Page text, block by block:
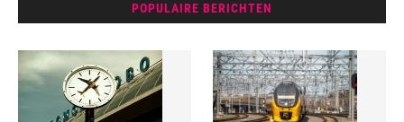
POPULAIRE BERICHTEN